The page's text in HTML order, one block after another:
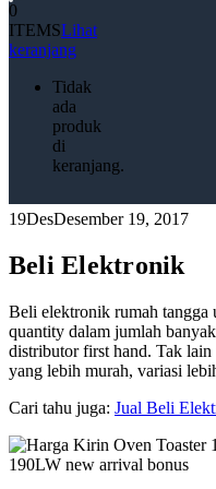
0
ITEMSLihat
keranjang
Tidak
ada
produk
di
keranjang.
19DesDesember 19, 2017
Beli Elektronik
Beli elektronik rumah tangga
quantity dalam jumlah
distributor first hand. Tak
yang lebih murah, variasi
Cari tahu juga: Jual Beli